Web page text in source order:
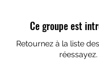
Ce groupe est
Retournez à la liste
réessayez.